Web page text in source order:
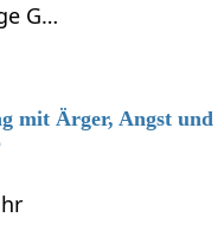
G…
mit Ärger, Angst und